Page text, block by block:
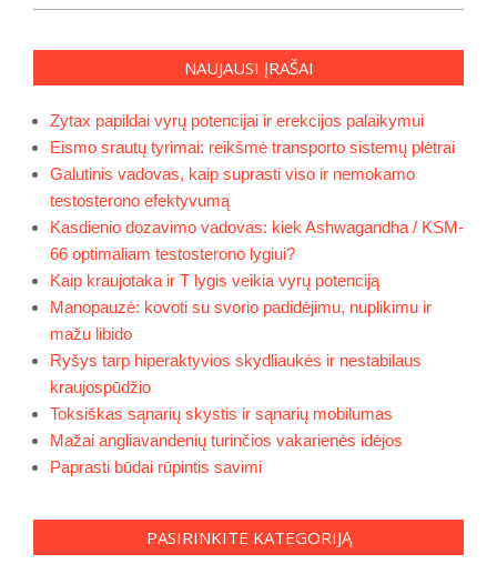
NAUJAUSI ĮRAŠAI
Zytax papildai vyrų potencijai ir erekcijos palaikymui
Eismo srautų tyrimai: reikšmė transporto sistemų plėtrai
Galutinis vadovas, kaip suprasti viso ir nemokamo
testosterono efektyvumą
Kasdienio dozavimo vadovas: kiek Ashwagandha / KSM-
66 optimaliam testosterono lygiui?
Kaip kraujotaka ir T lygis veikia vyrų potenciją
Manopauzė: kovoti su svorio padidėjimu, nuplikimu ir
mažu libido
Ryšys tarp hiperaktyvios skydliaukės ir nestabilaus
kraujospūdžio
Toksiškas sąnarių skystis ir sąnarių mobilumas
Mažai angliavandenių turinčios vakarienės idėjos
Paprasti būdai rūpintis savimi
PASIRINKITE KATEGORIJĄ